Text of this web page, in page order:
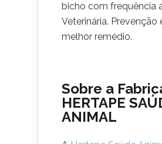
bicho com frequência
Veterinária. Prevenção
melhor remédio.
Sobre a
HERTAPE
ANIMAL